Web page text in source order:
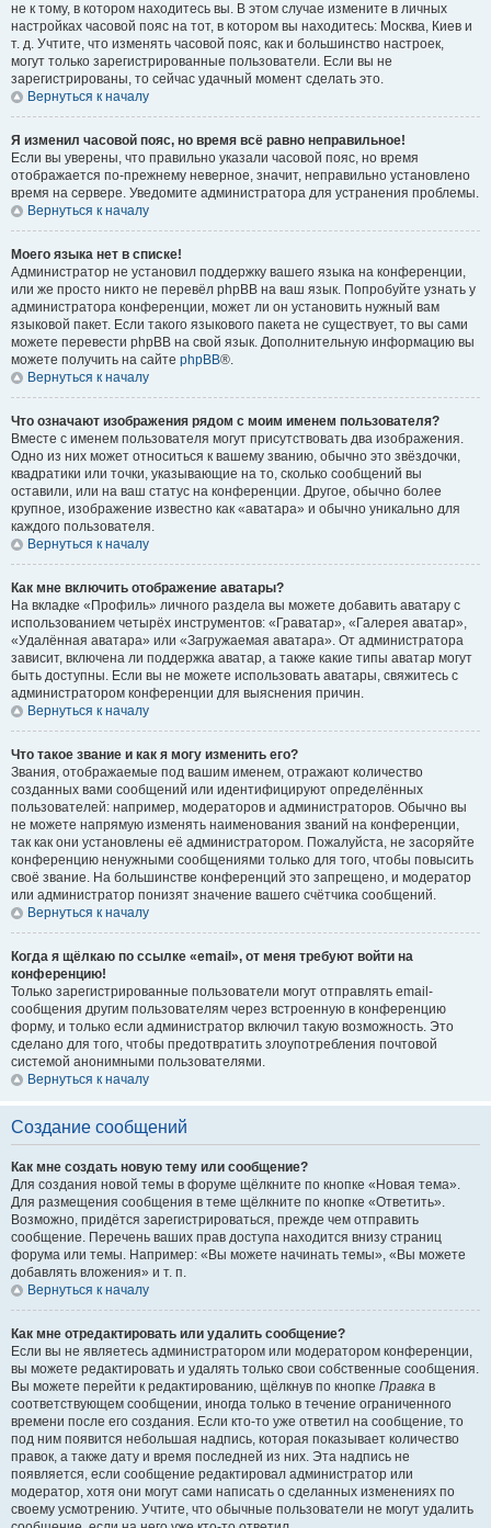
не к тому, в котором находитесь вы. В этом случае измените в личных
настройках часовой пояс на тот, в котором вы находитесь: Москва, Киев и
т. д. Учтите, что изменять часовой пояс, как и большинство настроек,
могут только зарегистрированные пользователи. Если вы не
зарегистрированы, то сейчас удачный момент сделать это.
Вернуться к началу
Я изменил часовой пояс, но время всё равно неправильное!
Если вы уверены, что правильно указали часовой пояс, но время
отображается по-прежнему неверное, значит, неправильно установлено
время на сервере. Уведомите администратора для устранения проблемы.
Вернуться к началу
Моего языка нет в списке!
Администратор не установил поддержку вашего языка на конференции,
или же просто никто не перевёл phpBB на ваш язык. Попробуйте узнать у
администратора конференции, может ли он установить нужный вам
языковой пакет. Если такого языкового пакета не существует, то вы сами
можете перевести phpBB на свой язык. Дополнительную информацию вы
можете получить на сайте phpBB®.
Вернуться к началу
Что означают изображения рядом с моим именем пользователя?
Вместе с именем пользователя могут присутствовать два изображения.
Одно из них может относиться к вашему званию, обычно это звёздочки,
квадратики или точки, указывающие на то, сколько сообщений вы
оставили, или на ваш статус на конференции. Другое, обычно более
крупное, изображение известно как «аватара» и обычно уникально для
каждого пользователя.
Вернуться к началу
Как мне включить отображение аватары?
На вкладке «Профиль» личного раздела вы можете добавить аватару с
использованием четырёх инструментов: «Граватар», «Галерея аватар»,
«Удалённая аватара» или «Загружаемая аватара». От администратора
зависит, включена ли поддержка аватар, а также какие типы аватар могут
быть доступны. Если вы не можете использовать аватары, свяжитесь с
администратором конференции для выяснения причин.
Вернуться к началу
Что такое звание и как я могу изменить его?
Звания, отображаемые под вашим именем, отражают количество
созданных вами сообщений или идентифицируют определённых
пользователей: например, модераторов и администраторов. Обычно вы
не можете напрямую изменять наименования званий на конференции,
так как они установлены её администратором. Пожалуйста, не засоряйте
конференцию ненужными сообщениями только для того, чтобы повысить
своё звание. На большинстве конференций это запрещено, и модератор
или администратор понизят значение вашего счётчика сообщений.
Вернуться к началу
Когда я щёлкаю по ссылке «email», от меня требуют войти на
конференцию!
Только зарегистрированные пользователи могут отправлять email-
сообщения другим пользователям через встроенную в конференцию
форму, и только если администратор включил такую возможность. Это
сделано для того, чтобы предотвратить злоупотребления почтовой
системой анонимными пользователями.
Вернуться к началу
Создание сообщений
Как мне создать новую тему или сообщение?
Для создания новой темы в форуме щёлкните по кнопке «Новая тема».
Для размещения сообщения в теме щёлкните по кнопке «Ответить».
Возможно, придётся зарегистрироваться, прежде чем отправить
сообщение. Перечень ваших прав доступа находится внизу страниц
форума или темы. Например: «Вы можете начинать темы», «Вы можете
добавлять вложения» и т. п.
Вернуться к началу
Как мне отредактировать или удалить сообщение?
Если вы не являетесь администратором или модератором конференции,
вы можете редактировать и удалять только свои собственные сообщения.
Вы можете перейти к редактированию, щёлкнув по кнопке Правка в
соответствующем сообщении, иногда только в течение ограниченного
времени после его создания. Если кто-то уже ответил на сообщение, то
под ним появится небольшая надпись, которая показывает количество
правок, а также дату и время последней из них. Эта надпись не
появляется, если сообщение редактировал администратор или
модератор, хотя они могут сами написать о сделанных изменениях по
своему усмотрению. Учтите, что обычные пользователи не могут удалить